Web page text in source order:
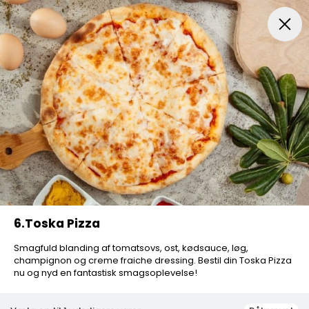
Pizza Salat Pizza Nachos Pizza Gourmet Pizza
6.Toska Pizza
Smagfuld blanding af tomatsovs, ost, kødsauce, løg,
champignon og creme fraiche dressing. Bestil din Toska Pizza
nu og nyd en fantastisk smagsoplevelse!